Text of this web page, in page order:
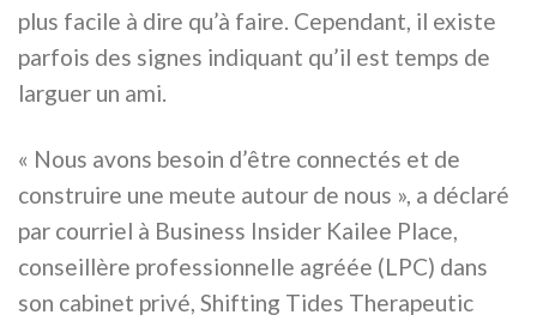
plus facile à dire qu’à faire. Cependant, il existe
parfois des signes indiquant qu’il est temps de
larguer un ami.
« Nous avons besoin d’être connectés et de
construire une meute autour de nous », a déclaré
par courriel à Business Insider Kailee Place,
conseillère professionnelle agréée (LPC) dans
son cabinet privé, Shifting Tides Therapeutic